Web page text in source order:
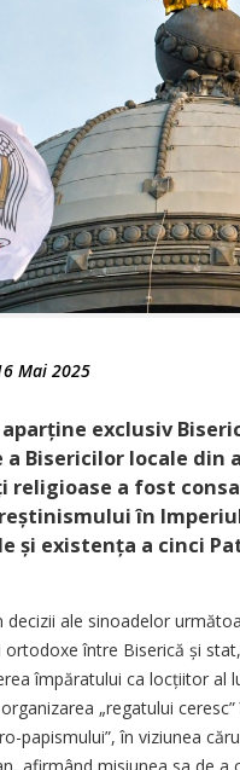
Mai 2025
exclusiv
Bisericilor locale din
a fost
în Imperiul
și existența a cinci
ale sinoadelor
între Biserică și
împăratului ca locții­tor al
„regatului
papismului”, în viziu­nea